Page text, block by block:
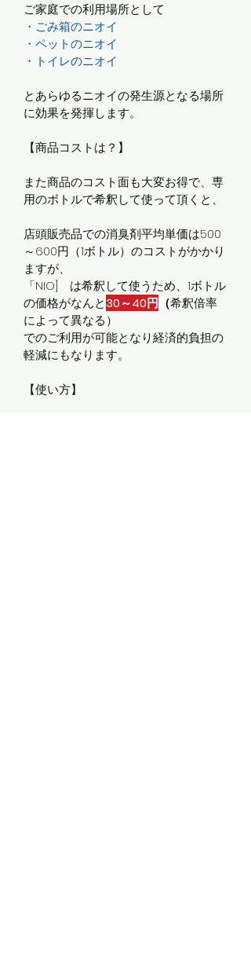
ご家庭での利用場所として
・ごみ箱のニオイ
・ペットのニオイ
・トイレのニオイ
とあらゆるニオイの発生源となる場所
に効果を発揮します。
【商品コストは？】
また商品のコスト面も大変お得で、専
用のボトルで希釈して使って頂くと、
店頭販売品での消臭剤平均単価は500
～600円（1ボトル）のコストがかかり
ますが、
「NIO]　は希釈して使うため、1ボトル
の価格がなんと30～40円 （希釈倍率
によって異なる）
でのご利用が可能となり経済的負担の
軽減にもなります。
【使い方】